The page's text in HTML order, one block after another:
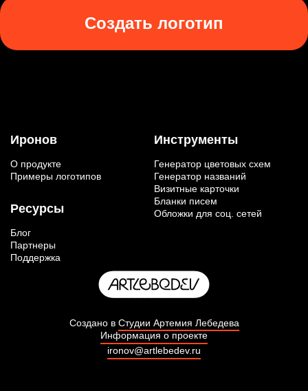
Создать логотип
Иронов
О продукте
Примеры логотипов
Ресурсы
Блог
Партнеры
Поддержка
Инструменты
Генератор цветовых схем
Генератор названий
Визитные карточки
Бланки писем
Обложки для соц. сетей
Создано в Студии Артемия Лебедева
Информация о проекте
ironov@artlebedev.ru